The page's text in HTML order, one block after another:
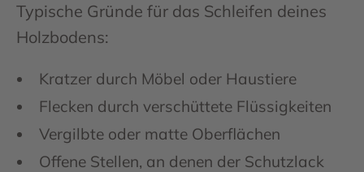
Typische Gründe für das Schleifen deines
Holzbodens:
Kratzer durch Möbel oder Haustiere
Flecken durch verschüttete Flüssigkeiten
Vergilbte oder matte Oberflächen
Offene Stellen, an denen der Schutzlack